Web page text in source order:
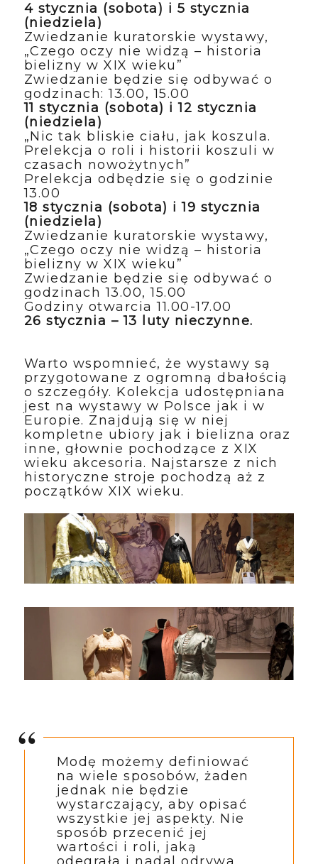
4 stycznia (sobota) i 5 stycznia
(niedziela)
Zwiedzanie kuratorskie wystawy,
„Czego oczy nie widzą – historia
bielizny w XIX wieku”
Zwiedzanie będzie się odbywać o
godzinach: 13.00, 15.00
11 stycznia (sobota) i 12 stycznia
(niedziela)
„Nic tak bliskie ciału, jak koszula.
Prelekcja o roli i historii koszuli w
czasach nowożytnych”
Prelekcja odbędzie się o godzinie
13.00
18 stycznia (sobota) i 19 stycznia
(niedziela)
Zwiedzanie kuratorskie wystawy,
„Czego oczy nie widzą – historia
bielizny w XIX wieku”
Zwiedzanie będzie się odbywać o
godzinach 13.00, 15.00
Godziny otwarcia 11.00-17.00
26 stycznia – 13 luty nieczynne.
Warto wspomnieć, że wystawy są
przygotowane z ogromną dbałością
o szczegóły. Kolekcja udostępniana
jest na wystawy w Polsce jak i w
Europie. Znajdują się w niej
kompletne ubiory jak i bielizna oraz
inne, głownie pochodzące z XIX
wieku akcesoria. Najstarsze z nich
historyczne stroje pochodzą aż z
początków XIX wieku.
Modę możemy definiować
na wiele sposobów, żaden
jednak nie będzie
wystarczający, aby opisać
wszystkie jej aspekty. Nie
sposób przecenić jej
wartości i roli, jaką